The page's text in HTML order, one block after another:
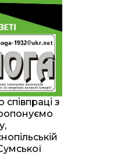
зими та
підсумки
в
з